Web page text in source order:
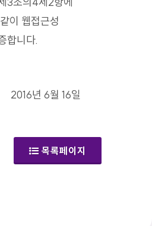
이 웹접근성
합니다.
2016년 6월 16일
목록페이지